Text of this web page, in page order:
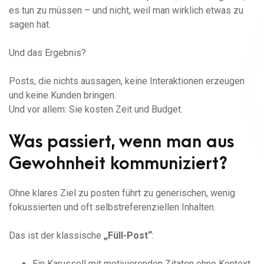
es tun zu müssen – und nicht, weil man wirklich etwas zu
sagen hat.
Und das Ergebnis?
Posts, die nichts aussagen, keine Interaktionen erzeugen
und keine Kunden bringen.
Und vor allem: Sie kosten Zeit und Budget.
Was passiert, wenn man aus
Gewohnheit kommuniziert?
Ohne klares Ziel zu posten führt zu generischen, wenig
fokussierten und oft selbstreferenziellen Inhalten.
Das ist der klassische „Füll-Post“: